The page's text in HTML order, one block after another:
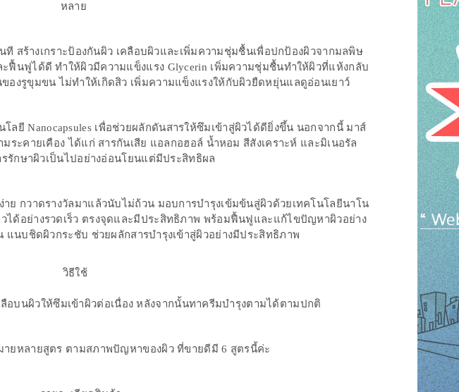
หลาย
ที สร้างเกราะป้องกันผิว เคลือบผิวและเพิ่มความชุ่มชื้นเพื่อปกป้องผิวจากมลพิษ
ะฟื้นฟูได้ดี ทำให้ผิวมีความแข็งแรง Glycerin เพิ่มความชุ่มชื้นทำให้ผิวที่แห้งกลับ
งรูขุมขน ไม่ทำให้เกิดสิว เพิ่มความแข็งแรงให้กับผิวยืดหยุ่นแลดูอ่อนเยาว์
โลยี Nanocapsules เพื่อช่วยผลักดันสารให้ซึมเข้าสู่ผิวได้ดียิ่งขึ้น นอกจากนี้ มาส์
ระคายเคือง ได้แก่ สารกันเสีย แอลกอฮอล์ น้ำหอม สีสังเคราะห์ และมิเนอรัล
รักษาผิวเป็นไปอย่างอ่อนโยนแต่มีประสิทธิผล
ย กวาดรางวัลมาแล้วนับไม่ถ้วน มอบการบำรุงเข้มข้นสู่ผิวด้วยเทคโนโลยีนาโน
ด้อย่างรวดเร็ว ตรงจุดและมีประสิทธิภาพ พร้อมฟื้นฟูและแก้ไขปัญหาผิวอย่าง
แนบชิดผิวกระชับ ช่วยผลักสารบำรุงเข้าสู่ผิวอย่างมีประสิทธิภาพ
วิธีใช้
อบนผิวให้ซึมเข้าผิวต่อเนื่อง หลังจากนั้นทาครีมบำรุงตามได้ตามปกติ
ายหลายสูตร ตามสภาพปัญหาของผิว ที่ขายดีมี 6 สูตรนี้ค่ะ